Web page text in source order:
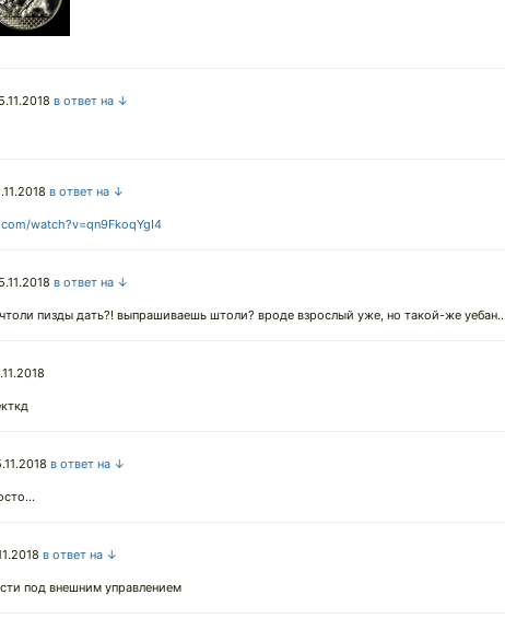
в ответ на ↓
в ответ на ↓
watch?v=qn9FkoqYgI4
в ответ на ↓
чтоли пизды дать?! выпрашиваешь штоли? вроде взрослый уже, но такой-же уебан..
в ответ на ↓
в ответ на ↓
под внешним управлением